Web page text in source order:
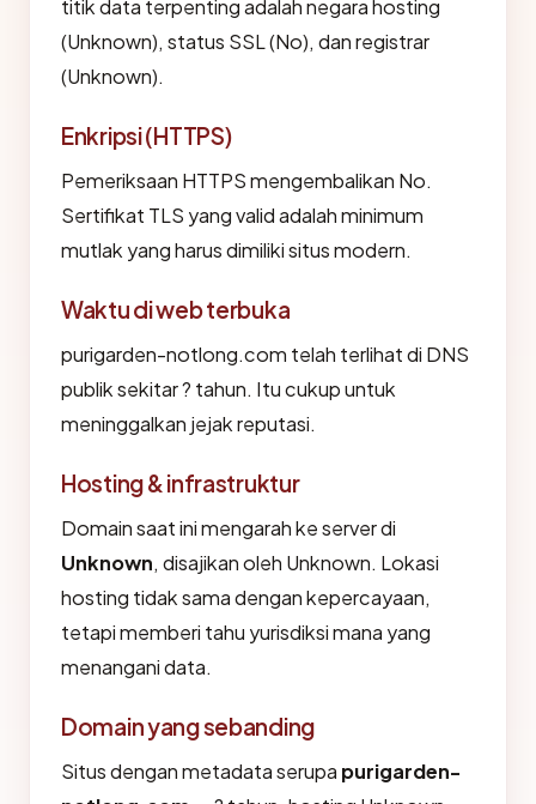
titik data terpenting adalah negara hosting
(Unknown), status SSL (No), dan registrar
(Unknown).
Enkripsi (HTTPS)
Pemeriksaan HTTPS mengembalikan No.
Sertifikat TLS yang valid adalah minimum
mutlak yang harus dimiliki situs modern.
Waktu di web terbuka
purigarden-notlong.com telah terlihat di DNS
publik sekitar ? tahun. Itu cukup untuk
meninggalkan jejak reputasi.
Hosting & infrastruktur
Domain saat ini mengarah ke server di
Unknown, disajikan oleh Unknown. Lokasi
hosting tidak sama dengan kepercayaan,
tetapi memberi tahu yurisdiksi mana yang
menangani data.
Domain yang sebanding
Situs dengan metadata serupa purigarden-